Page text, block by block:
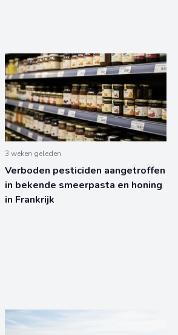
3 weken geleden
Verboden pesticiden aangetroffen
in bekende smeerpasta en honing
in Frankrijk